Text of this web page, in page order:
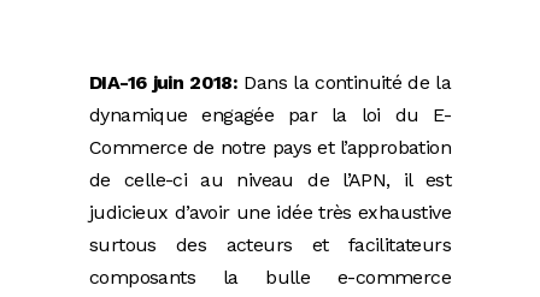
DIA-16 juin 2018: Dans la continuité de la
dynamique engagée par la loi du E-
Commerce de notre pays et l’approbation
de celle-ci au niveau de l’APN, il est
judicieux d’avoir une idée très exhaustive
surtous des acteurs et facilitateurs
composants la bulle e-commerce